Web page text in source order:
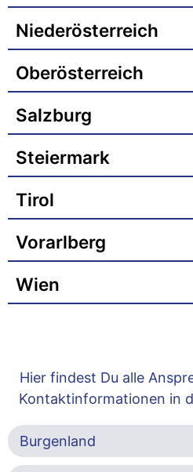
Niederösterreich
Oberösterreich
Salzburg
Steiermark
Tirol
Vorarlberg
Wien
Hier findest Du alle
Kontaktinformationen in
Burgenland